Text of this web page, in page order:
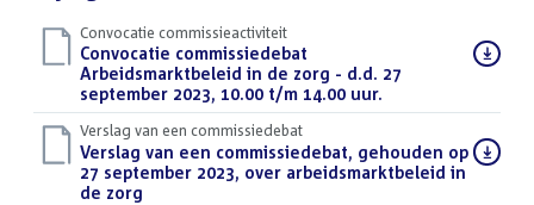
Convocatie commissieactiviteit
Download
bestand:
Convocatie commissiedebat
Arbeidsmarktbeleid in de zorg - d.d. 27
september 2023, 10.00 t/m 14.00 uur.
Verslag van een commissiedebat
Download
bestand:
Verslag van een commissiedebat, gehouden op
27 september 2023, over arbeidsmarktbeleid in
de zorg